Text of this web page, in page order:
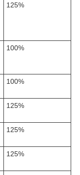
125%
100%
100%
125%
125%
125%